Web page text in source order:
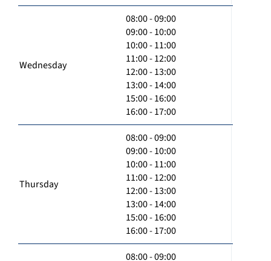
Wednesday
08:00 - 09:00
09:00 - 10:00
10:00 - 11:00
11:00 - 12:00
12:00 - 13:00
13:00 - 14:00
15:00 - 16:00
16:00 - 17:00
Thursday
08:00 - 09:00
09:00 - 10:00
10:00 - 11:00
11:00 - 12:00
12:00 - 13:00
13:00 - 14:00
15:00 - 16:00
16:00 - 17:00
08:00 - 09:00